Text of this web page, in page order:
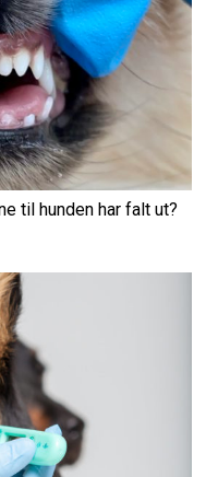
til hunden har falt ut?